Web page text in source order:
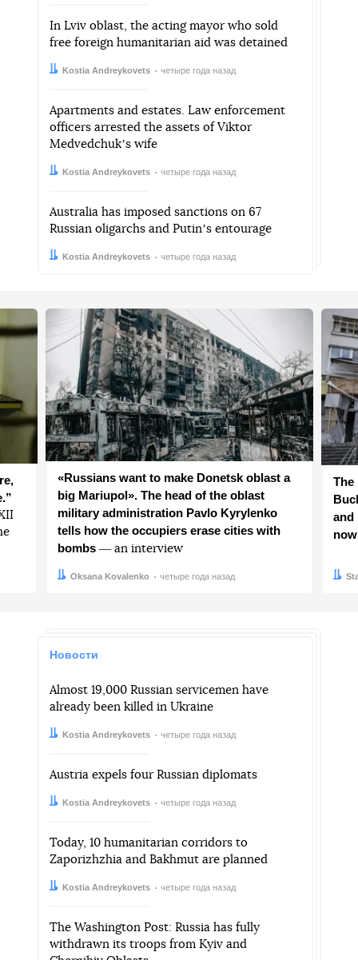
In Lviv oblast, the acting mayor who sold
free foreign humanitarian aid was detained
Автор:Kostia Andreykovets
Дата: четыре года назад
Apartments and estates. Law enforcement
officers arrested the assets of Viktor
Medvedchukʼs wife
Автор:Kostia Andreykovets
Дата: четыре года назад
Australia has imposed sanctions on 67
Russian oligarchs and Putinʼs entourage
Автор:Kostia Andreykovets
Дата: четыре года назад
«Russians want to make Donetsk oblast a
big Mariupol». The head of the oblast
military administration Pavlo Kyrylenko
tells how the occupiers erase cities with
bombs ― an interview
Автор:
Oksana Kovalenko
Дата: четыре года назад
The
and
now
Дата:
Новости
Almost 19,000 Russian servicemen have
already been killed in Ukraine
Автор:Kostia Andreykovets
Дата: четыре года назад
Austria expels four Russian diplomats
Автор:Kostia Andreykovets
Дата: четыре года назад
Today, 10 humanitarian corridors to
Zaporizhzhia and Bakhmut are planned
Автор:Kostia Andreykovets
Дата: четыре года назад
The Washington Post: Russia has fully
withdrawn its troops from Kyiv and